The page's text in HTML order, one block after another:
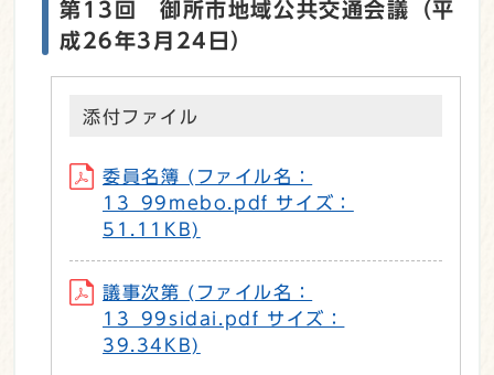
第13回 御所市地域公共交通会議（平
成26年3月24日）
添付ファイル
委員名簿 (ファイル名：
13_99mebo.pdf サイズ：
51.11KB)
議事次第 (ファイル名：
13_99sidai.pdf サイズ：
39.34KB)